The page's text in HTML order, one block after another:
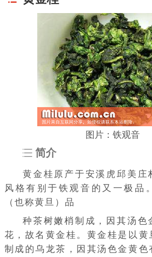
图片：铁观音
简介
黄金桂原产于安溪虎邱美庄
风格有别于铁观音的又一极品
（也称黄旦 ）品
种茶树嫩梢制成，因其汤色
花，故名黄金桂。黄金桂是以黄
制成的乌龙茶，因其汤色金黄色